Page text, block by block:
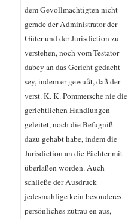
dem Gevollmachtigten nicht
gerade der Administrator der
Güter und der Jurisdiction zu
verstehen, noch vom Testator
dabey an das Gericht gedacht
sey, indem er gewußt, daß der
verst. K. K. Pommersche nie die
gerichtlichen Handlungen
geleitet, noch die Befugniß
dazu gehabt habe, indem die
Jurisdiction an die Pächter mit
überlaßen worden. Auch
schließe der Ausdruck
jedesmahlige kein besonderes
persönliches zutrau en aus,